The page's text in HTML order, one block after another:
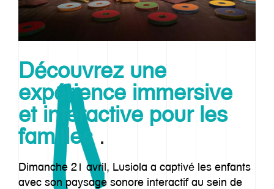
Découvrez une
expérience immersive
et interactive pour les
familles.
Dimanche 21 avril, Lusiola a captivé les enfants
avec son paysage sonore interactif au sein de